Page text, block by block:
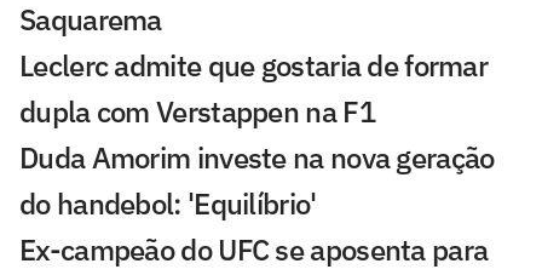
Saquarema
Leclerc admite que gostaria de formar
dupla com Verstappen na F1
Duda Amorim investe na nova geração
do handebol: 'Equilíbrio'
Ex-campeão do UFC se aposenta para